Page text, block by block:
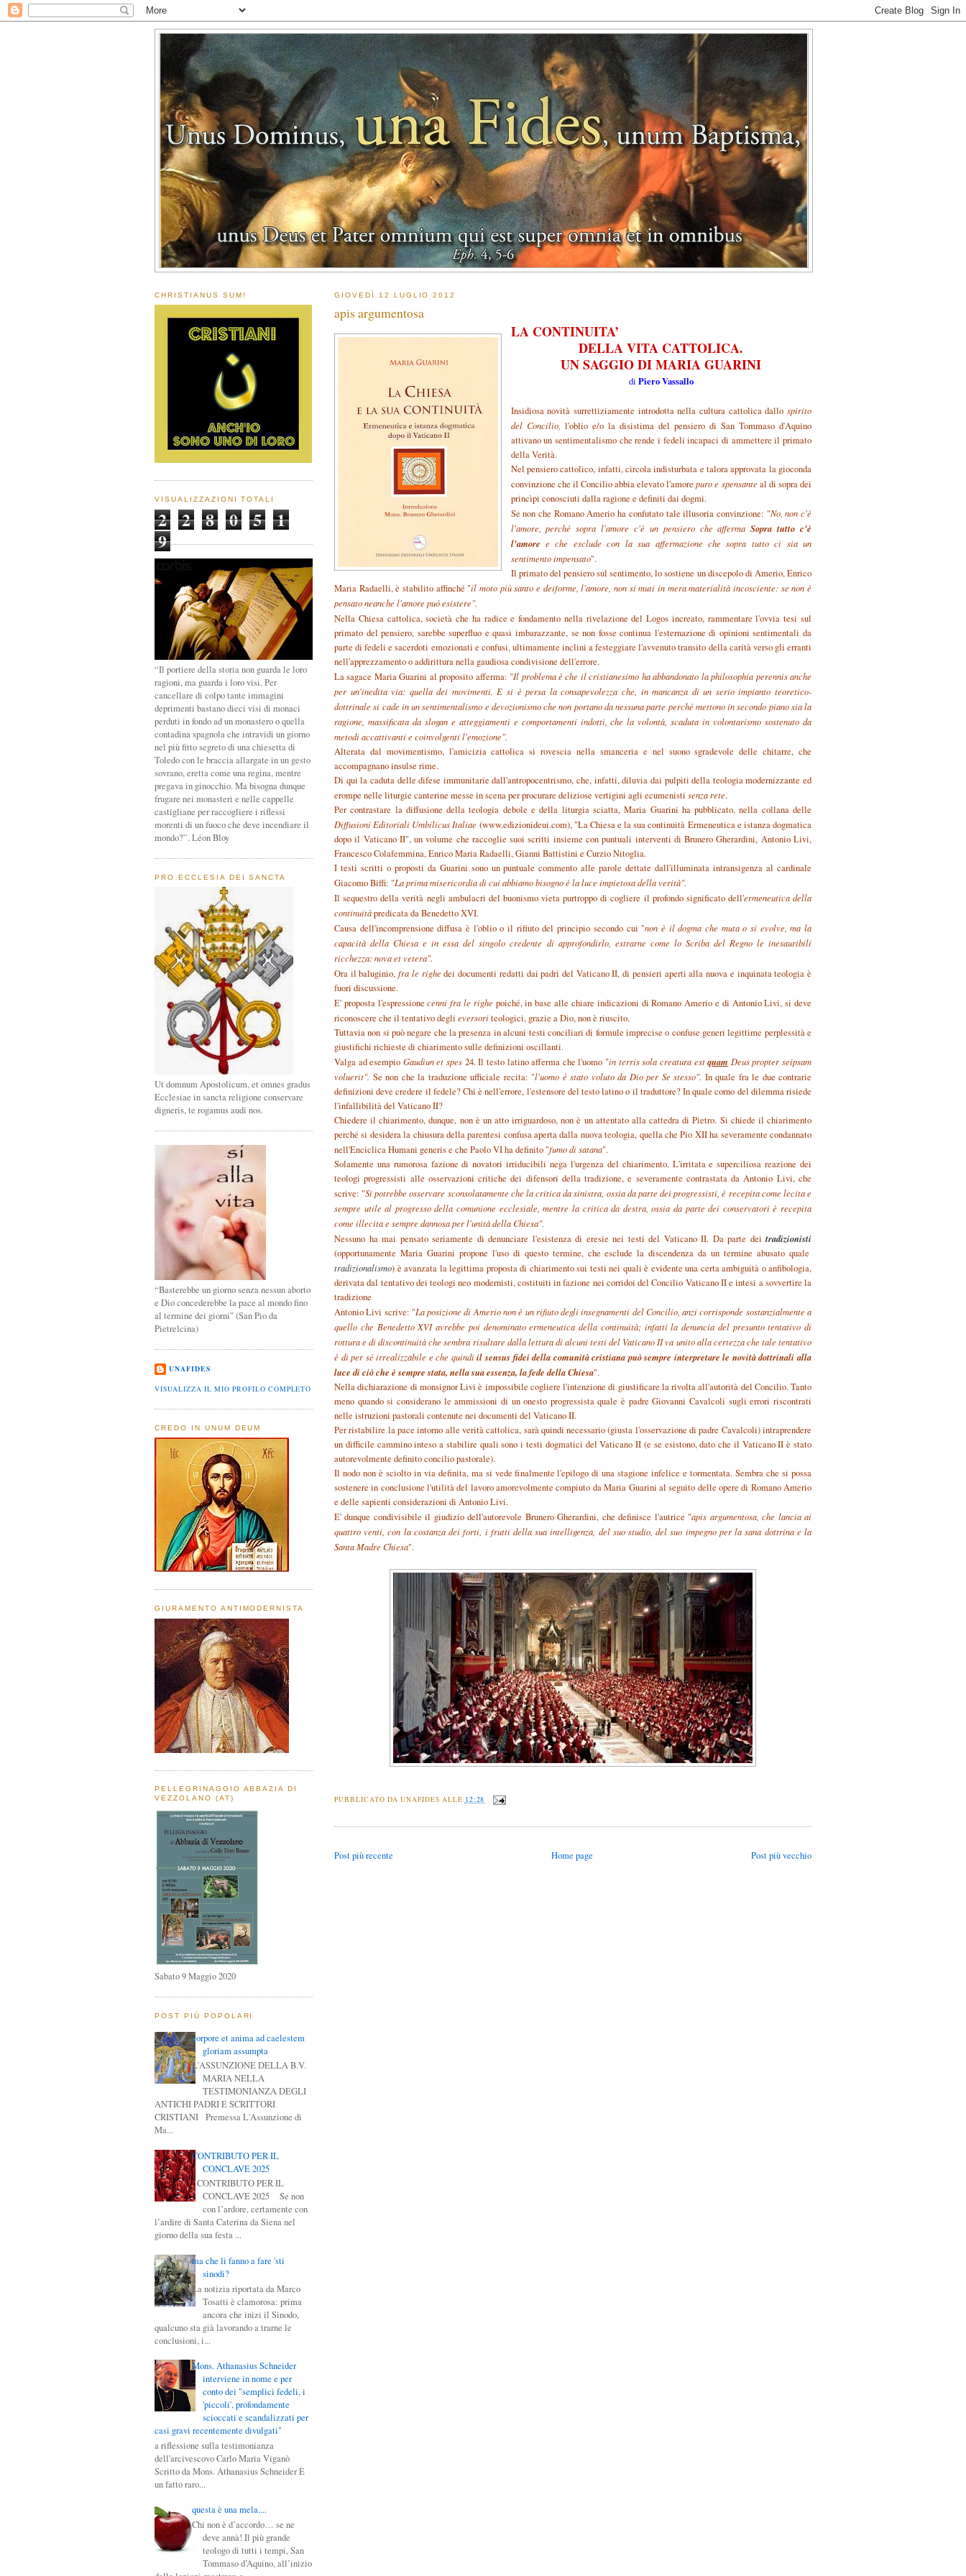
GIOVEDÌ 12 LUGLIO 2012
apis argumentosa
LA CONTINUITA’
DELLA VITA CATTOLICA.
UN SAGGIO DI MARIA GUARINI
di Piero Vassallo
Insidiosa novità surrettiziamente introdotta nella cultura cattolica dallo spirito
del Concilio, l'oblio e/o la disistima del pensiero di San Tommaso d'Aquino
attivano un sentimentalismo che rende i fedeli incapaci di ammettere il primato
della Verità.
Nel pensiero cattolico, infatti, circola indisturbata e talora approvata la gioconda
convinzione che il Concilio abbia elevato l'amorepuro e spensante al di sopra dei
princìpi conosciuti dalla ragione e definiti dai dogmi.
Se non che Romano Amerio ha confutato tale illusoria convinzione: "No, non c'è
l'amore, perché sopra l'amore c'è un pensiero che affermaSopra tutto c'è
l'amoree che esclude con la sua affermazione che sopra tutto ci sia un
sentimento impensato".
Il primato del pensiero sul sentimento, lo sostiene un discepolo di Amerio, Enrico
Maria Radaelli, è stabilito affinché "il moto più santo e deiforme, l'amore, non si muti in mera materialità incosciente: se non è
pensato neanche l'amore può esistere".
Nella Chiesa cattolica, società che ha radice e fondamento nella rivelazione del Logos increato, rammentare l'ovvia tesi sul
primato del pensiero, sarebbe superfluo e quasi imbarazzante, se non fosse continua l'esternazione di opinioni sentimentali da
parte di fedeli e sacerdoti emozionati e confusi, ultimamente inclini a festeggiare l'avvenuto transito della carità verso gli erranti
nell'apprezzamento o addirittura nella gaudiosa condivisione dell'errore.
La sagace Maria Guarini al proposito afferma: "Il problema è che il cristianesimo ha abbandonato la philosophia perennis anche
per un'inedita via: quella dei movimenti. E si è persa la consapevolezza che, in mancanza di un serio impianto teoretico-
dottrinale si cade in un sentimentalismo e devozionismo che non portano da nessuna parte perché mettono in secondo piano sia la
ragione, massificata da slogan e atteggiamenti e comportamenti indotti, che la volontà, scaduta in volontarismo sostenuto da
metodi accattivanti e coinvolgenti l'emozione".
Alterata dal movimentismo, l'amicizia cattolica si rovescia nella smanceria e nel suono sgradevole delle chitarre, che
accompagnano insulse rime.
Di qui la caduta delle difese immunitarie dall'antropocentrismo, che, infatti, diluvia dai pulpiti della teologia modernizzante ed
erompe nelle liturgie canterine messe in scena per procurare deliziose vertigini agli ecumenisti senza rete.
Per contrastare la diffusione della teologia debole e della liturgia sciatta, Maria Guarini ha pubblicato, nella collana delle
Diffusioni Editoriali Umbilicus Italiae (www.edizionideui.com), "La Chiesa e la sua continuità Ermeneutica e istanza dogmatica
dopo il Vaticano II", un volume che raccoglie suoi scritti insieme con puntuali interventi di Brunero Gherardini, Antonio Livi,
Francesco Colafemmina, Enrico Maria Radaelli, Gianni Battistini e Curzio Nitoglia.
I testi scritti o proposti da Guarini sono un puntuale commento alle parole dettate dall'illuminata intransigenza al cardinale
Giacomo Biffi: "La prima misericordia di cui abbiamo bisogno è la luce impietosa della verità".
Il sequestro della verità negli ambulacri del buonismo vieta purtroppo di cogliere il profondo significato dell'ermeneutica della
continuitàpredicata da Benedetto XVI.
Causa dell'incomprensione diffusa è l'oblio o il rifiuto del principio secondo cui "non è il dogma che muta o si evolve, ma la
capacità della Chiesa e in essa del singolo credente di approfondirlo, estrarne come lo Scriba del Regno le inesauribili
ricchezza: nova et vetera".
Ora il baluginio,fra le righedei documenti redatti dai padri del Vaticano II, di pensieri aperti alla nuova e inquinata teologia è
fuori discussione.
E' proposta l'espressione cenni fra le righe poiché, in base alle chiare indicazioni di Romano Amerio e di Antonio Livi, si deve
riconoscere che il tentativo degli eversoriteologici, grazie a Dio, non è riuscito.
Tuttavia non si può negare che la presenza in alcuni testi conciliari di formule imprecise o confuse generi legittime perplessità e
giustifichi richieste di chiarimento sulle definizioni oscillanti.
Valga ad esempio Gaudiun et spes 24. Il testo latino afferma che l'uomo "in terris sola creatura estquam Deus propter seipsam
voluerit". Se non che la traduzione ufficiale recita: "l'uomo è stato voluto da Dio per Se stesso". In quale fra le due contrarie
definizioni deve credere il fedele? Chi è nell'errore, l'estensore del testo latino o il traduttore? In quale corno del dilemma risiede
l'infallibilità del Vaticano II?
Chiedere il chiarimento, dunque, non è un atto irriguardoso, non è un attentato alla cattedra di Pietro. Si chiede il chiarimento
perché si desidera la chiusura della parentesi confusa aperta dalla nuova teologia, quella che Pio XII ha severamente condannato
nell'Enciclica Humani generis e che Paolo VI ha definito "fumo di satana".
Solamente una rumorosa fazione di novatori irriducibili nega l'urgenza del chiarimento. L'irritata e superciliosa reazione dei
teologi progressisti alle osservazioni critiche dei difensori della tradizione, e severamente contrastata da Antonio Livi, che
scrive: "Si potrebbe osservare sconsolatamente che la critica da sinistra, ossia da parte dei progressisti, è recepita come lecita e
sempre utile al progresso della comunione ecclesiale, mentre la critica da destra, ossia da parte dei conservatori è recepita
come illecita e sempre dannosa per l'unità della Chiesa".
Nessuno ha mai pensato seriamente di denunciare l'esistenza di eresie nei testi del Vaticano II. Da parte dei tradizionisti
(opportunamente Maria Guarini propone l'uso di questo termine, che esclude la discendenza da un termine abusato quale
tradizionalismo) è avanzata la legittima proposta di chiarimento sui testi nei quali è evidente una certa ambiguità o anfibologia,
derivata dal tentativo dei teologi neo modernisti, costituiti in fazione nei corridoi del Concilio Vaticano II e intesi a sovvertire la
tradizione
Antonio Livi scrive: "La posizione di Amerio non è un rifiuto degli insegnamenti del Concilio, anzi corrisponde sostanzialmente a
quello che Benedetto XVI avrebbe poi denominato ermeneutica della continuità; infatti la denuncia del presunto tentativo di
rottura e di discontinuità che sembra risultare dalla lettura di alcuni testi del Vaticano II va unito alla certezza che tale tentativo
è di per sé irrealizzabile e che quindiil sensus fidei della comunità cristiana può sempre interpretare le novità dottrinali alla
luce di ciò che è sempre stata, nella sua essenza, la fede della Chiesa".
Nella dichiarazione di monsignor Livi è impossibile cogliere l'intenzione di giustificare la rivolta all'autorità del Concilio. Tanto
meno quando si considerano le ammissioni di un onesto progressista quale è padre Giovanni Cavalcoli sugli errori riscontrati
nelle istruzioni pastorali contenute nei documenti del Vaticano II.
Per ristabilire la pace intorno alle verità cattolica, sarà quindi necessario (giusta l'osservazione di padre Cavalcoli) intraprendere
un difficile cammino inteso a stabilire quali sono i testi dogmatici del Vaticano II (e se esistono, dato che il Vaticano II è stato
autorevolmente definito concilio pastorale).
Il nodo non è sciolto in via definita, ma si vede finalmente l'epilogo di una stagione infelice e tormentata. Sembra che si possa
sostenere in conclusione l'utilità del lavoro amorevolmente compiuto da Maria Guarini al seguito delle opere di Romano Amerio
e delle sapienti considerazioni di Antonio Livi.
E' dunque condivisibile il giudizio dell'autorevole Brunero Gherardini, che definisce l'autrice "apis argumentosa, che lancia ai
quattro venti, con la costanza dei forti, i frutti della sua intelligenza, del suo studio, del suo impegno per la sana dottrina e la
Santa Madre Chiesa".
PUBBLICATO DA UNAFIDES ALLE 12:28
Post più recente Post più vecchio
Home page
CHRISTIANUS SUM!
VISUALIZZAZIONI TOTALI
2 2 8 0 5 1
9
“Il portiere della storia non guarda le loro
ragioni, ma guarda i loro visi. Per
cancellare di colpo tante immagini
deprimenti bastano dieci visi di monaci
perduti in fondo ad un monastero o quella
contadina spagnola che intravidi un giorno
nel più fitto segreto di una chiesetta di
Toledo con le braccia allargate in un gesto
sovrano, eretta come una regina, mentre
pregava in ginocchio. Ma bisogna dunque
frugare nei monasteri e nelle cappelle
castigliane per raccogliere i riflessi
morenti di un fuoco che deve incendiare il
mondo?”. Léon Bloy
PRO ECCLESIA DEI SANCTA
Ut domnum Apostolicum, et omnes gradus
Ecclesiae in sancta religione conservare
digneris, te rogamus audi nos.
“Basterebbe un giorno senza nessun aborto
e Dio concederebbe la pace al mondo fino
al termine dei giorni" (San Pio da
Pietrelcina)
UNAFIDES
VISUALIZZA IL MIO PROFILO COMPLETO
CREDO IN UNUM DEUM
GIURAMENTO ANTIMODERNISTA
PELLEGRINAGGIO ABBAZIA DI
VEZZOLANO (AT)
Sabato 9 Maggio 2020
POST PIÙ POPOLARI
corpore et anima ad caele­stem
gloriam assumpta
L'ASSUNZIONE DELLA B.V.
MARIA NELLA
TESTIMONIANZA DEGLI
ANTICHI PADRI E SCRITTORI
CRISTIANI Premessa L'Assunzione di
Ma...
CONTRIBUTO PER IL
CONCLAVE 2025
CONTRIBUTO PER IL
CONCLAVE 2025 Se non
con l’ardore, certamente con
l’ardire di Santa Caterina da Siena nel
giorno della sua festa ...
ma che li fanno a fare 'sti
sinodi?
La notizia riportata da Marco
Tosatti è clamorosa: prima
ancora che inizi il Sinodo,
qualcuno sta già lavorando a trarne le
conclusioni, i...
Mons. Athanasius Schneider
interviene in nome e per
conto dei "semplici fedeli, i
'piccoli', profondamente
scioccati e scandalizzati per
casi gravi recentemente divulgati"
Una riflessione sulla testimonianza
dell'arcivescovo Carlo Maria Viganò
Scritto da Mons. Athanasius Schneider È
un fatto raro...
questa è una mela....
Chi non è d’accordo… se ne
deve annà! Il più grande
teologo di tutti i tempi, San
Tommaso d’Aquino, all’inizio